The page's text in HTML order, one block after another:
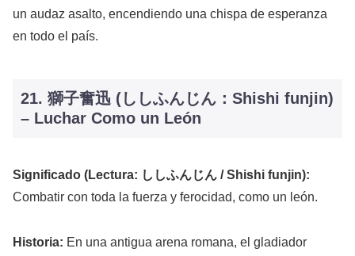
un audaz asalto, encendiendo una chispa de esperanza
en todo el país.
21. 獅子奮迅 (ししふんじん：Shishi funjin)
– Luchar Como un León
Significado (Lectura: ししふんじん / Shishi funjin):
Combatir con toda la fuerza y ferocidad, como un león.
Historia: En una antigua arena romana, el gladiador